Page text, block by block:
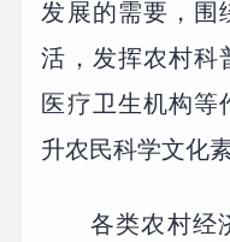
发展的需要，围
活，发挥农村科
医疗卫生机构等
升农民科学文化素
各类农村经